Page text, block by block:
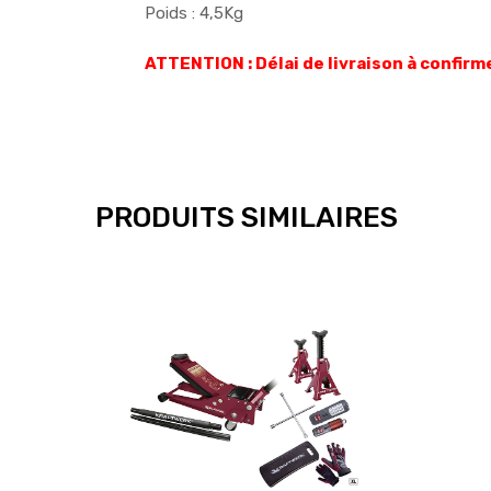
Poids : 4,5Kg
ATTENTION : Délai de livraison à
PRODUITS SIMILAIRES